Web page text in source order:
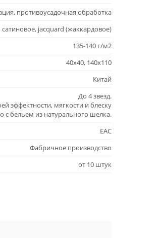
противоусадочная обработка
сатиновое, jacquard (жаккардовое)
135-140 г/м2
40х40, 140х110
Китай
До 4 звезд.
эффектности, мягкости и блеску
с бельем из натурального шелка.
EAC
Фабричное производство
от 10 штук